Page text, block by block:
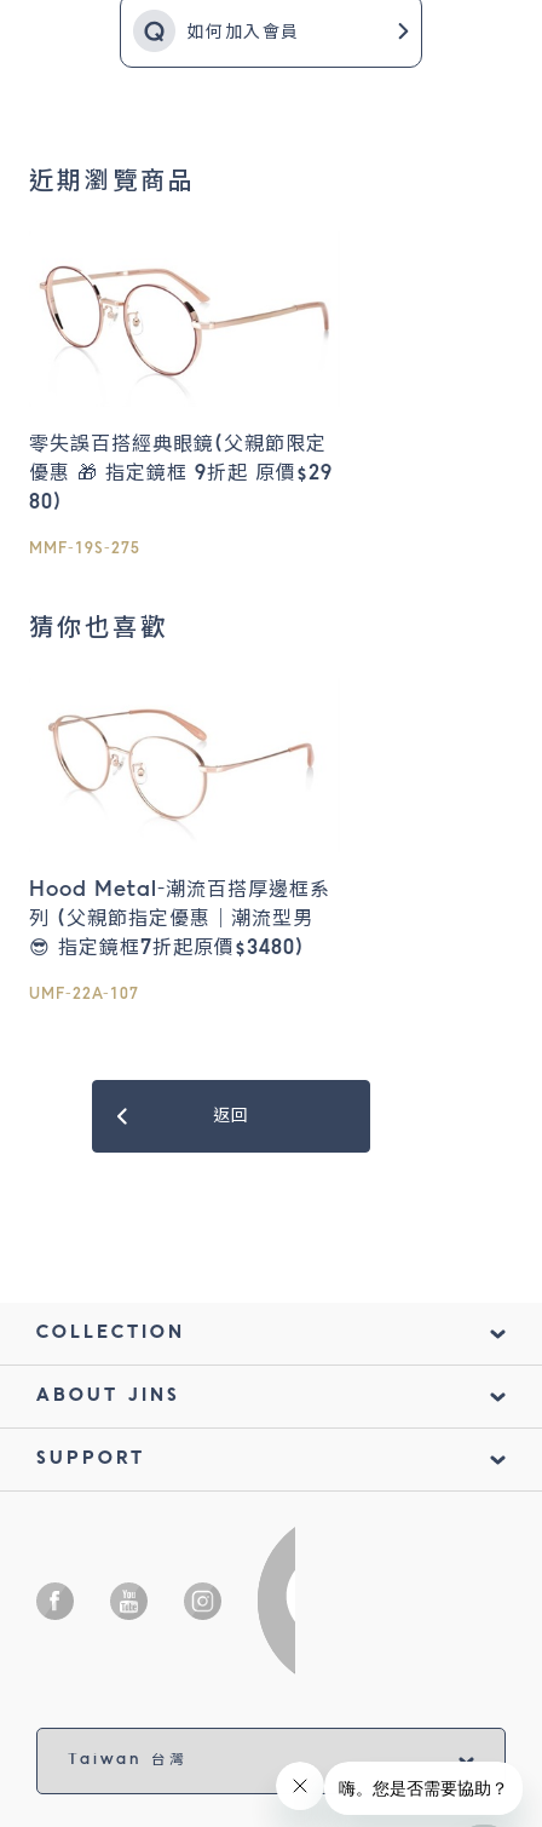
如何加入會員
近期瀏覽商品
零失誤百搭經典眼鏡(父親節限定
優惠 🎁 指定鏡框 9折起 原價$29
80)
MMF-19S-275
猜你也喜歡
Hood Metal-潮流百搭厚邊框系
列 (父親節指定優惠｜潮流型男
😎 指定鏡框7折起原價$3480)
UMF-22A-107
返回
COLLECTION
ABOUT JINS
SUPPORT